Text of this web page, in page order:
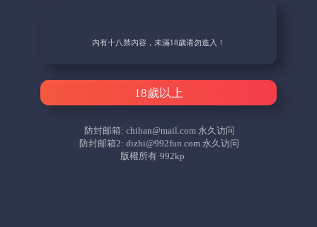
內有十八禁內容，未滿18歲请勿進入！
18歲以上
防封邮箱: chihan@mail.com永久访问
防封邮箱2:dizhi@992fun.com 永久访问
版權所有·992kp